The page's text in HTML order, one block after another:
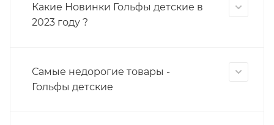
Какие Новинки Гольфы детские в
2023 году ?
Самые недорогие товары -
Гольфы детские